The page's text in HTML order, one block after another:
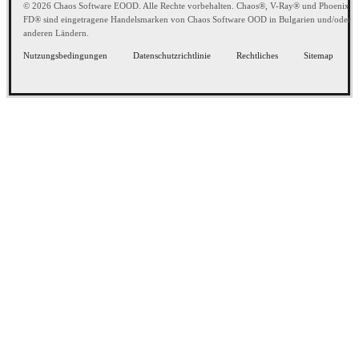
© 2026 Chaos Software EOOD. Alle Rechte vorbehalten. Chaos®, V-Ray® und Phoenix
FD® sind eingetragene Handelsmarken von Chaos Software OOD in Bulgarien und/oder
anderen Ländern.
Nutzungsbedingungen Datenschutzrichtlinie Rechtliches Sitemap